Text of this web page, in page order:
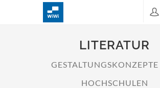
LITERATUR
GESTALTUNGSKONZEPTE
HOCHSCHULEN